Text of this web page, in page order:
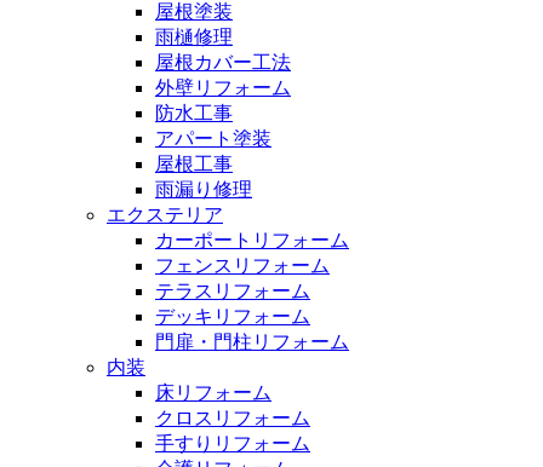
屋根塗装
雨樋修理
屋根カバー工法
外壁リフォーム
防水工事
アパート塗装
屋根工事
雨漏り修理
エクステリア
カーポートリフォーム
フェンスリフォーム
テラスリフォーム
デッキリフォーム
門扉・門柱リフォーム
内装
床リフォーム
クロスリフォーム
手すりリフォーム